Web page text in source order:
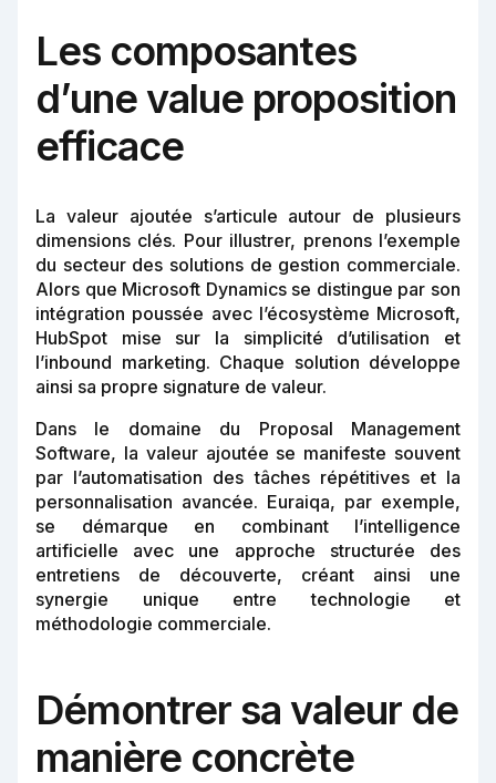
Les composantes
d’une value proposition
efficace
La valeur ajoutée s’articule autour de plusieurs
dimensions clés. Pour illustrer, prenons l’exemple
du secteur des solutions de gestion commerciale.
Alors que Microsoft Dynamics se distingue par son
intégration poussée avec l’écosystème Microsoft,
HubSpot mise sur la simplicité d’utilisation et
l’inbound marketing. Chaque solution développe
ainsi sa propre signature de valeur.
Dans le domaine du Proposal Management
Software, la valeur ajoutée se manifeste souvent
par l’automatisation des tâches répétitives et la
personnalisation avancée. Euraiqa, par exemple,
se démarque en combinant l’intelligence
artificielle avec une approche structurée des
entretiens de découverte, créant ainsi une
synergie unique entre technologie et
méthodologie commerciale.
Démontrer sa valeur de
manière concrète